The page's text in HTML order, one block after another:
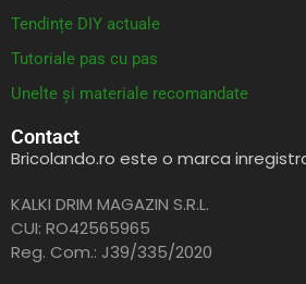
Tendințe DIY actuale
Tutoriale pas cu pas
Unelte și materiale recomandate
Contact
Bricolando.ro este o marca
KALKI DRIM MAGAZIN S.R.L.
CUI: RO42565965
Reg. Com.: J39/335/2020